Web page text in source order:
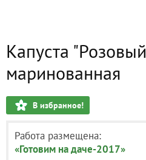
Капуста
маринованная
В избранное!
Работа размещена:
«Готовим на даче-2017»